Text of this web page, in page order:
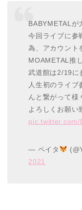
BABYMETALが
今回ライブに参
為、アカウント
MOAMETAL推
武道館は2/19に
人生初のライブ
んと繋がって様
よろしくお願い
pic.twitter.com/
— ペイタ
2021